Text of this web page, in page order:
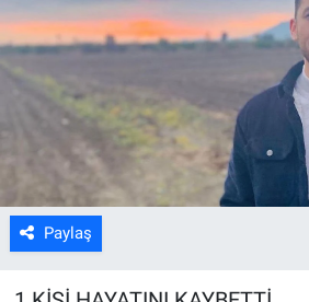
Paylaş
Yaşam
Bilim ve Teknoloji
Genel